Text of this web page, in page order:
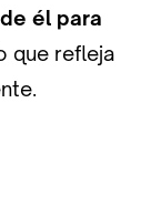
él para
que refleja